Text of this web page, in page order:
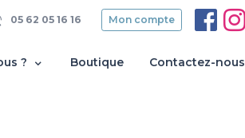
? Boutique Contactez-nous
05 62 05 16 16 Mon compte